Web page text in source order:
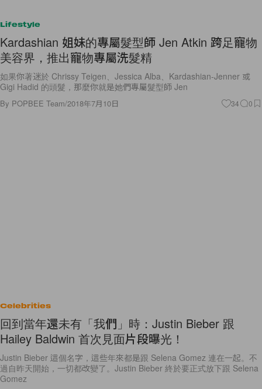
Lifestyle
Kardashian 姐妹的專屬髮型師 Jen Atkin 跨足寵物
美容界，推出寵物專屬洗髮精
如果你著迷於 Chrissy Teigen、Jessica Alba、Kardashian-Jenner 或
Gigi Hadid 的頭髮，那麼你就是她們專屬髮型師 Jen
By POPBEE Team/2018年7月10日 34 0
Celebrities
回到當年還未有「我們」時：Justin Bieber 跟
Hailey Baldwin 首次見面片段曝光！
Justin Bieber 這個名字，這些年來都是跟 Selena Gomez 連在一起。不
過自昨天開始，一切都改變了。Justin Bieber 終於要正式放下跟 Selena
Gomez